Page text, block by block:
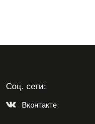
Соц. сети:
Вконтакте